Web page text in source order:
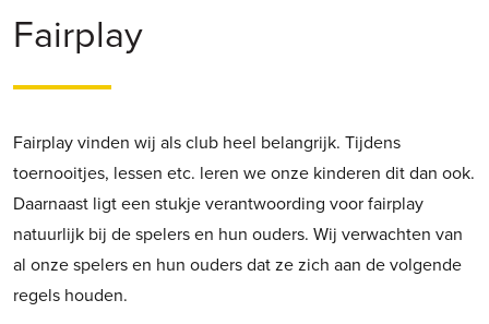
Fairplay
Fairplay vinden wij als club heel belangrijk. Tijdens
toernooitjes, lessen etc. leren we onze kinderen dit dan ook.
Daarnaast ligt een stukje verantwoording voor fairplay
natuurlijk bij de spelers en hun ouders. Wij verwachten van
al onze spelers en hun ouders dat ze zich aan de volgende
regels houden.